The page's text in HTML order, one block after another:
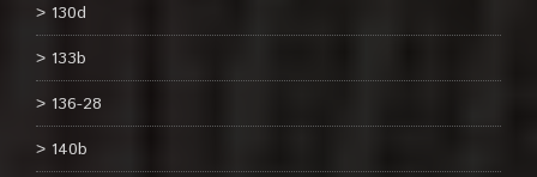
130d
133b
136-28
140b